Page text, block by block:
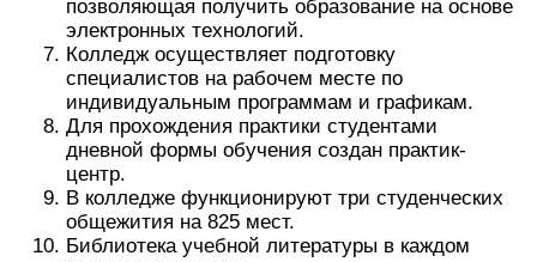
позволяющая получить образование на основе
электронных технологий.
Колледж осуществляет подготовку
специалистов на рабочем месте по
индивидуальным программам и графикам.
Для прохождения практики студентами
дневной формы обучения создан практик-
центр.
В колледже функционируют три студенческих
общежития на 825 мест.
Библиотека учебной литературы в каждом